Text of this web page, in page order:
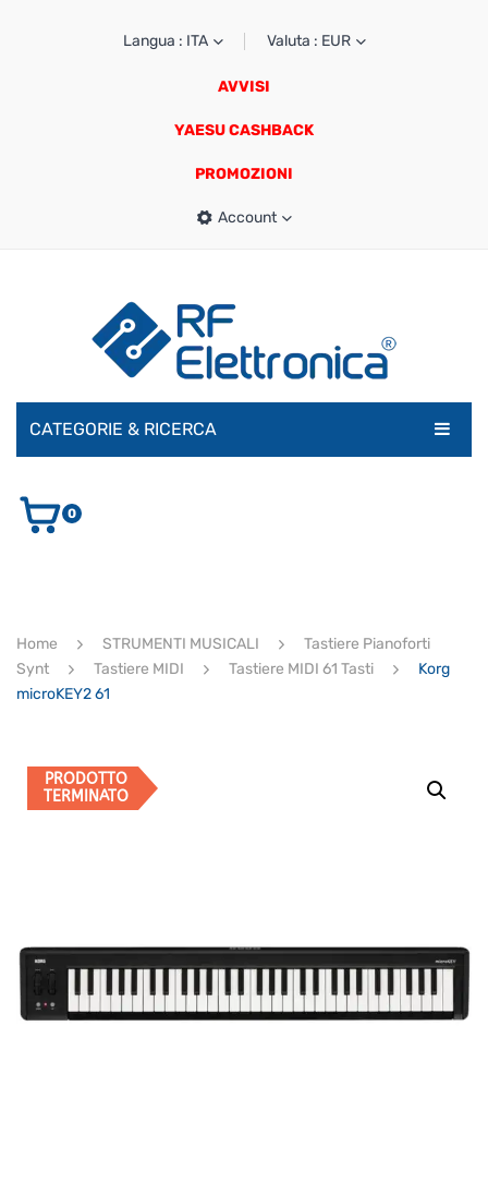
Langua : ITA Valuta : EUR
AVVISI
YAESU CASHBACK
PROMOZIONI
Account
CATEGORIE & RICERCA
AUDIO E VIDEO
ULTIMI ARRIVI
Ricerca
prodotti
0
Home STRUMENTI MUSICALI
Tastiere Pianoforti
Synt
Tastiere MIDI Tastiere MIDI 61 Tasti
Korg
microKEY2 61
PRODOTTO
TERMINATO